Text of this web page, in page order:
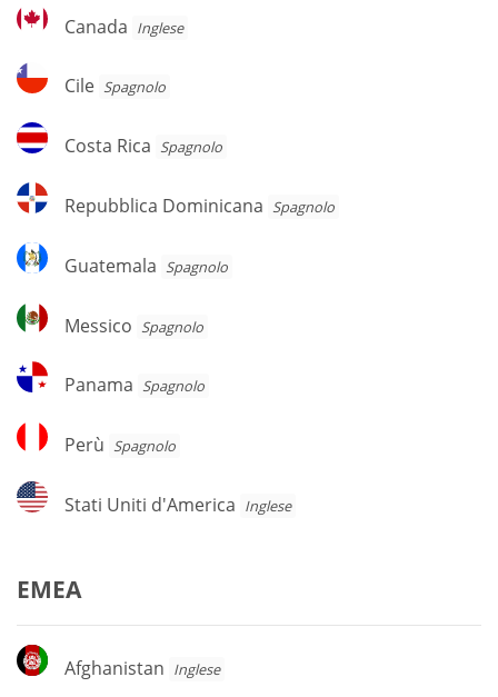
Canada
Canada Inglese
Cile
Cile Spagnolo
Costa
Rica
Costa Rica Spagnolo
Repubblica
Dominicana
Repubblica Dominicana Spagnolo
Guatemala
Guatemala Spagnolo
Messico
Messico Spagnolo
Panama
Panama Spagnolo
Perù
Perù Spagnolo
Stati
Uniti
Stati Uniti d'America Inglese
EMEA
Afghanistan
Afghanistan Inglese